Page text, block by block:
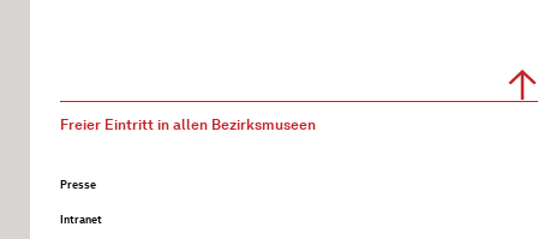
Freier Eintritt in allen Bezirksmuseen
Presse
Intranet